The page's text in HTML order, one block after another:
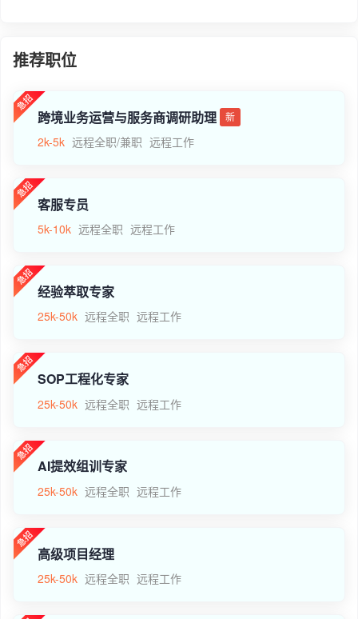
推荐职位
跨境业务运营与服务商调研助理 新
2k-5k 远程全职/兼职 远程工作
客服专员
5k-10k 远程全职 远程工作
经验萃取专家
25k-50k 远程全职 远程工作
SOP工程化专家
25k-50k 远程全职 远程工作
AI提效组训专家
25k-50k 远程全职 远程工作
高级项目经理
25k-50k 远程全职 远程工作